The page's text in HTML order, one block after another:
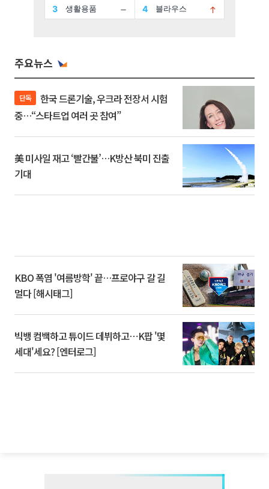
주요뉴스
단독
중…“스타트업 여러 곳 참여”
美 미사일 재고 ‘빨간불’…K방산 북미 진출
기대
KBO 폭염 '여름방학' 끝…프로야구 갈 길
멀다 [해시태그]
빅뱅 컴백하고 튜이드 데뷔하고⋯K팝 '몇
세대'세요? [엔터로그]